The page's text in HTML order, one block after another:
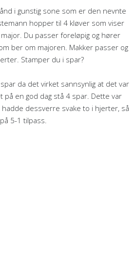
i gunstig sone som er den nevnte
hopper til 4 kløver som viser
Du passer foreløpig og hører
ber om majoren. Makker passer og
Stamper du i spar?
da det virket sannsynlig at det var
på en god dag stå 4 spar. Dette var
hadde dessverre svake to i hjerter, så
5-1 tilpass.